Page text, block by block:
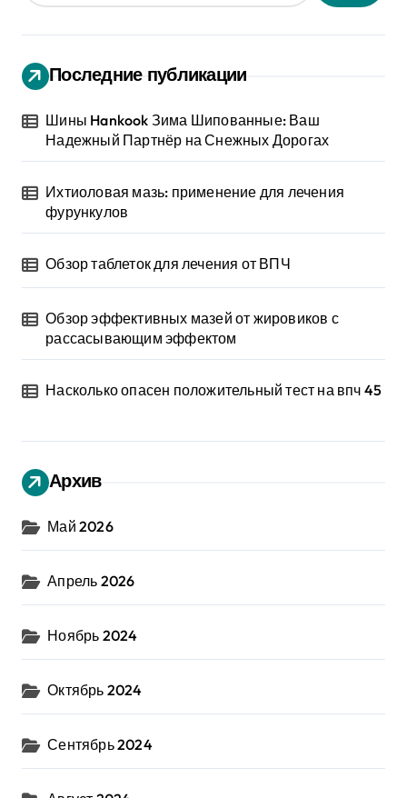
Последние публикации
Шины Hankook Зима Шипованные: Ваш
Надежный Партнёр на Снежных Дорогах
Ихтиоловая мазь: применение для лечения
фурункулов
Обзор таблеток для лечения от ВПЧ
Обзор эффективных мазей от жировиков с
рассасывающим эффектом
Насколько опасен положительный тест на впч 45
Архив
Май 2026
Апрель 2026
Ноябрь 2024
Октябрь 2024
Сентябрь 2024